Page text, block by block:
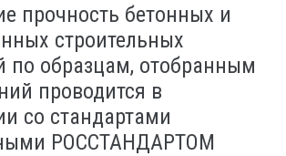
прочность бетонных и
строительных
по образцам, отобранным
проводится в
со стандартами
РОССТАНДАРТОМ